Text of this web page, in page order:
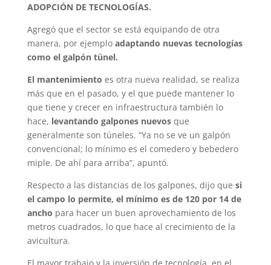
ADOPCIÓN DE TECNOLOGÍAS.
Agregó que el sector se está equipando de otra
manera, por ejemplo adaptando nuevas tecnologías
como el galpón túnel.
El mantenimiento es otra nueva realidad, se realiza
más que en el pasado, y el que puede mantener lo
que tiene y crecer en infraestructura también lo
hace, levantando galpones nuevosque
generalmente son túneles. “Ya no se ve un galpón
convencional; lo mínimo es el comedero y bebedero
miple. De ahí para arriba”, apuntó.
Respecto a las distancias de los galpones, dijo que si
el campo lo permite, el mínimo es de 120 por 14 de
ancho para hacer un buen aprovechamiento de los
metros cuadrados, lo que hace al crecimiento de la
avicultura.